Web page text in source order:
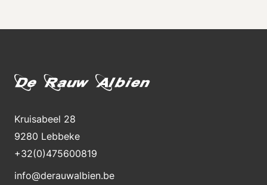
Kruisabeel 28
9280 Lebbeke
+32(0)475600819
info@derauwalbien.be